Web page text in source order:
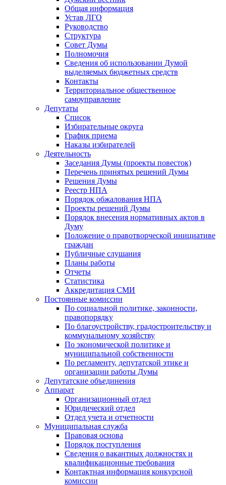
Общая информация
Устав ЛГО
Руководство
Структура
Совет Думы
Полномочия
Сведения об использовании Думой
выделяемых бюджетных средств
Контакты
Территориальное общественное
самоуправление
Депутаты
Список
Избирательные округа
График приема
Наказы избирателей
Деятельность
Заседания Думы (проекты повесток)
Перечень принятых решений Думы
Решения Думы
Реестр НПА
Порядок обжалования НПА
Проекты решений Думы
Порядок внесения нормативных актов в
Думу
Положение о правотворческой инициативе
граждан
Публичные слушания
Планы работы
Отчеты
Статистика
Аккредитация СМИ
Постоянные комиссии
По социальной политике, законности,
правопорядку
По благоустройству, градостроительству и
коммунальному хозяйству
По экономической политике и
муниципальной собственности
По регламенту, депутатской этике и
организации работы Думы
Депутатские объединения
Аппарат
Организационный отдел
Юридический отдел
Отдел учета и отчетности
Муниципальная служба
Правовая основа
Порядок поступления
Сведения о вакантных должностях и
квалификационные требования
Контактная информация конкурсной
комиссии